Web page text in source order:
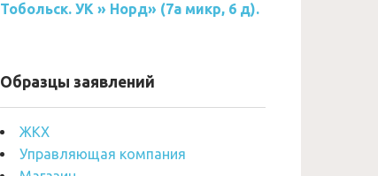
Тобольск. УК » Норд» (7а микр, 6 д).
Образцы заявлений
ЖКХ
Управляющая компания